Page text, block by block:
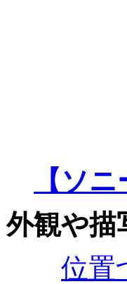
【ソ
外観や描
位置